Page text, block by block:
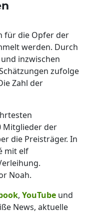
für die Opfer der
werden. Durch
inzwischen
zufolge
Zahl der
Mitglieder der
die Preisträger. In
mit elf
Noah.
, YouTube und
News, aktuelle